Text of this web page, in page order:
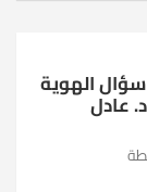
الهوية
عادل